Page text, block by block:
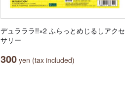
デュラララ!!×2 ふらっとめじるしアクセ
サリー
300 yen (tax included)